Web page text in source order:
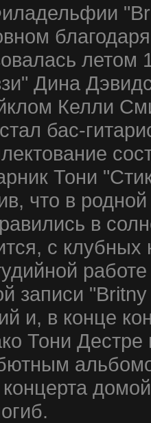
летом
Дина
Келли
бас-
Тони
что в
в
с клубных
записи
и, в конце
Тони